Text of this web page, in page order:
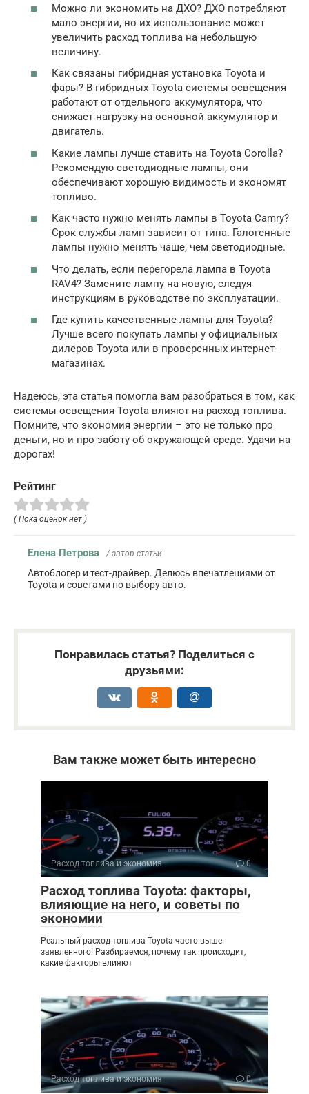
Можно ли экономить на ДХО? ДХО потребляют
мало энергии, но их использование может
увеличить расход топлива на небольшую
величину.
Как связаны гибридная установка Toyota и
фары? В гибридных Toyota системы освещения
работают от отдельного аккумулятора, что
снижает нагрузку на основной аккумулятор и
двигатель.
Какие лампы лучше ставить на Toyota Corolla?
Рекомендую светодиодные лампы, они
обеспечивают хорошую видимость и экономят
топливо.
Как часто нужно менять лампы в Toyota Camry?
Срок службы ламп зависит от типа. Галогенные
лампы нужно менять чаще, чем светодиодные.
Что делать, если перегорела лампа в Toyota
RAV4? Замените лампу на новую, следуя
инструкциям в руководстве по эксплуатации.
Где купить качественные лампы для Toyota?
Лучше всего покупать лампы у официальных
дилеров Toyota или в проверенных интернет-
магазинах.
Надеюсь, эта статья помогла вам разобраться в том, как
системы освещения Toyota влияют на расход топлива.
Помните, что экономия энергии – это не только про
деньги, но и про заботу об окружающей среде. Удачи на
дорогах!
Рейтинг
( Пока оценок нет )
Елена Петрова / автор статьи
Автоблогер и тест-драйвер. Делюсь впечатлениями от
Toyota и советами по выбору авто.
Понравилась статья? Поделиться с
друзьями:
Вам также может быть интересно
Расход топлива и экономия 0
Расход топлива Toyota: факторы,
влияющие на него, и советы по
экономии
Реальный расход топлива Toyota часто выше
заявленного! Разбираемся, почему так происходит,
какие факторы влияют
Расход топлива и экономия 0